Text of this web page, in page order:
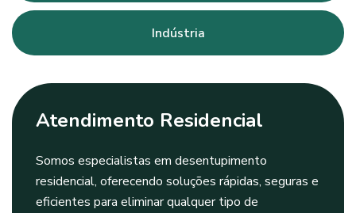
Indústria
Atendimento Residencial
Somos especialistas em desentupimento
residencial, oferecendo soluções rápidas, seguras e
eficientes para eliminar qualquer tipo de